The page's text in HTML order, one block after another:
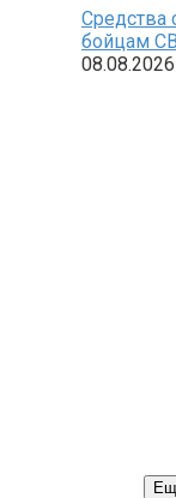
Средства
бойцам
08.08.2026